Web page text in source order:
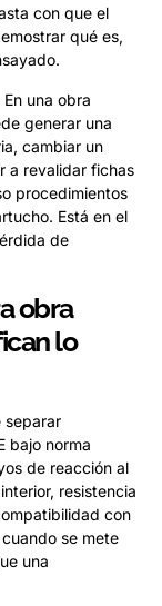
con que el
qué es,
una obra
generar una
cambiar un
a revalidar fichas
procedimientos
Está en el
de
obra
lo
separar
bajo norma
de reacción al
resistencia
con
se mete
una